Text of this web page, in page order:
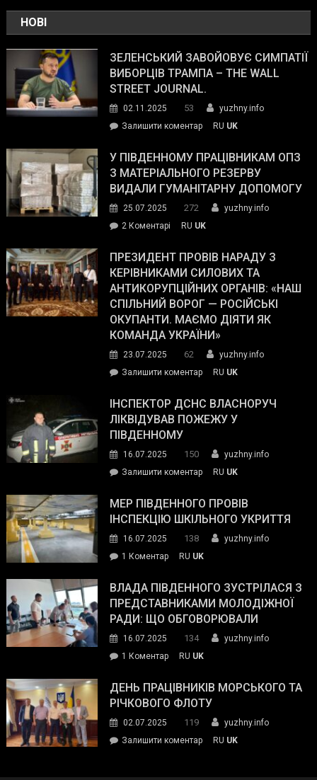
НОВІ
ЗЕЛЕНСЬКИЙ ЗАВОЙОВУЄ СИМПАТІЇ
ВИБОРЦІВ ТРАМПА – THE WALL
STREET JOURNAL.
02.11.2025 53
yuzhny.info
Залишити коментарon
завойовує
симпатії
виборців
The
Street
Journal.
RU UK
У ПІВДЕННОМУ ПРАЦІВНИКАМ ОПЗ
З МАТЕРІАЛЬНОГО РЕЗЕРВУ
ВИДАЛИ ГУМАНІТАРНУ ДОПОМОГУ
25.07.2025 272
yuzhny.info
2 Коментарі
Південному
працівникам
ОПЗ
з
матеріального
резерву
гуманітарну
допомогу
RU UK
ПРЕЗИДЕНТ ПРОВІВ НАРАДУ З
КЕРІВНИКАМИ СИЛОВИХ ТА
АНТИКОРУПЦІЙНИХ ОРГАНІВ: «НАШ
СПІЛЬНИЙ ВОРОГ — РОСІЙСЬКІ
ОКУПАНТИ. МАЄМО ДІЯТИ ЯК
КОМАНДА УКРАЇНИ»
23.07.2025 62
yuzhny.info
Залишити коментарon
провів
нараду
силових
та
органів:
«Наш
спільний
окупанти.
Маємо
діяти
команда
RU UK
ІНСПЕКТОР ДСНС ВЛАСНОРУЧ
ЛІКВІДУВАВ ПОЖЕЖУ У
ПІВДЕННОМУ
16.07.2025 150
yuzhny.info
Залишити коментарon
ДСНС
власноруч
пожежу
у
RU UK
МЕР ПІВДЕННОГО ПРОВІВ
ІНСПЕКЦІЮ ШКІЛЬНОГО УКРИТТЯ
16.07.2025 138
yuzhny.info
1 Коментардо
Південного
провів
інспекцію
укриття
RU UK
ВЛАДА ПІВДЕННОГО ЗУСТРІЛАСЯ З
ПРЕДСТАВНИКАМИ МОЛОДІЖНОЇ
РАДИ: ЩО ОБГОВОРЮВАЛИ
16.07.2025 134
yuzhny.info
1 Коментардо
Південного
зустрілася
представниками
молодіжної
RU UK
ДЕНЬ ПРАЦІВНИКІВ МОРСЬКОГО ТА
РІЧКОВОГО ФЛОТУ
02.07.2025 119
yuzhny.info
Залишити коментарon
RU UK